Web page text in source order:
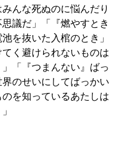
んな死ぬのに悩んだり
議だ」「『燃やすとき
を抜いた入棺のとき」
てく避けられないものは
「『つまんない』ばっ
のせいにしてばっかい
を知っているあたしは